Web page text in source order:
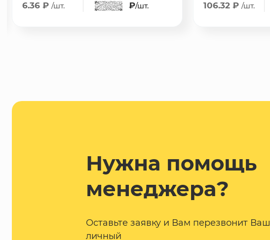
6.36 ₽ /шт. ₽/шт. 106.32 ₽ /шт.
Нужна помощь
менеджера?
Оставьте заявку и Вам перезвонит Ваш
личный